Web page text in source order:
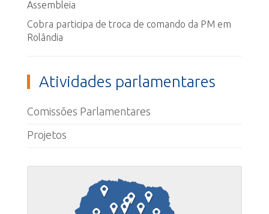
Assembleia
Cobra participa de troca de comando da PM em
Rolândia
Atividades parlamentares
Comissões Parlamentares
Projetos